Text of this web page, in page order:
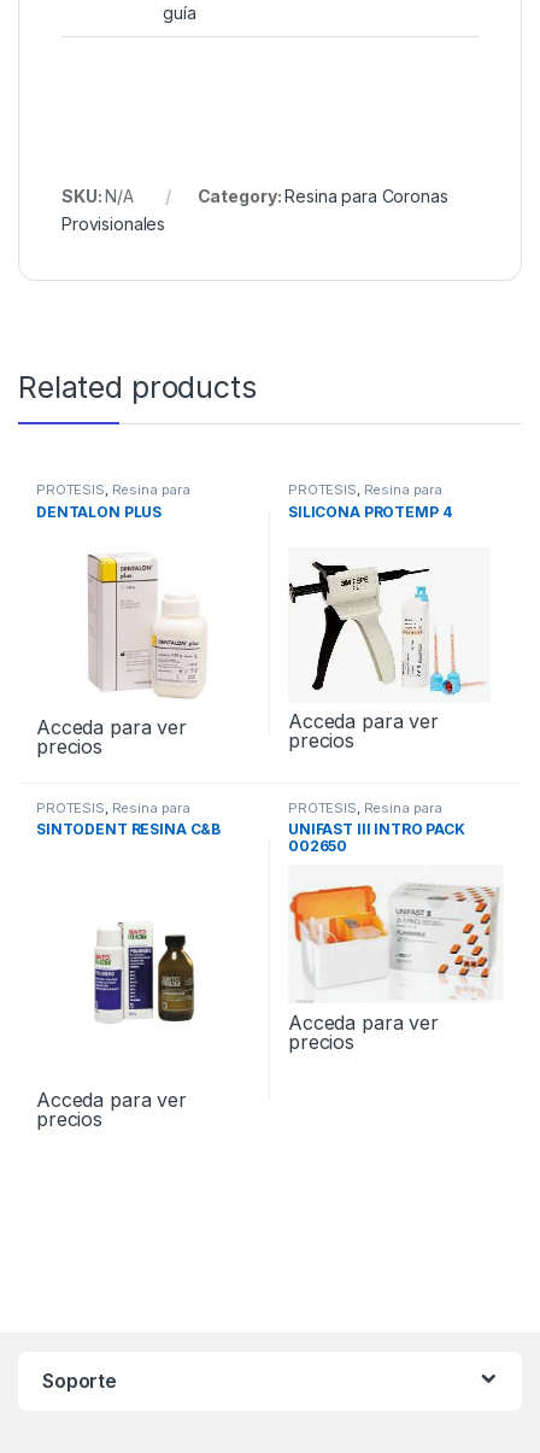
guía
SKU:N/A Category:Resina para Coronas
Provisionales
Related products
PROTESIS Resina para
Coronas Provisionales
DENTALON PLUS
Acceda para ver
precios
PROTESIS Resina para
Coronas Provisionales
SILICONA PROTEMP 4
Acceda para ver
precios
PROTESIS Resina para
Coronas Provisionales
SINTODENT RESINA C&B
Acceda para ver
precios
PROTESIS Resina para
Coronas Provisionales
UNIFAST III INTRO PACK
002650
Acceda para ver
precios
Soporte